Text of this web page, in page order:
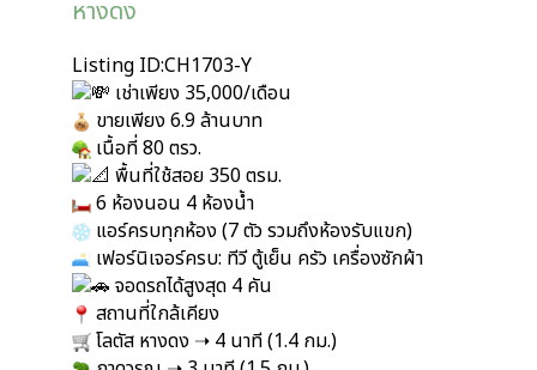
หางดง
Listing ID:CH1703-Y
เช่าเพียง 35,000/เดือน
ขายเพียง 6.9 ล้านบาท
เนื้อที่ 80 ตรว.
พื้นที่ใช้สอย 350 ตรม.
6 ห้องนอน 4 ห้องน้ำ
แอร์ครบทุกห้อง (7 ตัว รวมถึงห้องรับแขก)
เฟอร์นิเจอร์ครบ: ทีวี ตู้เย็น ครัว เครื่องซักผ้า
จอดรถได้สูงสุด 4 คัน
สถานที่ใกล้เคียง
โลตัส หางดง ➝ 4 นาที (1.4 กม.)